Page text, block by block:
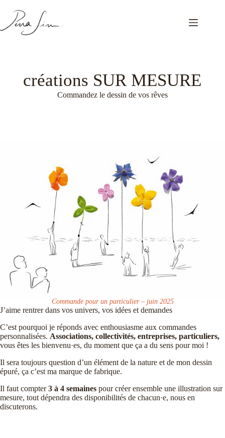
contenu
créations SUR MESURE
Commandez le dessin de vos rêves
J’aime rentrer dans vos univers, vos idées et demandes
C’est pourquoi je réponds avec enthousiasme aux commandes
personnalisées. Associations, collectivités, entreprises, particuliers,
vous êtes les bienvenu·es, du moment que ça a du sens pour moi !
Il sera toujours question d’un élément de la nature et de mon dessin
épuré, ça c’est ma marque de fabrique.
Il faut compter3 à 4 semaines pour créer ensemble une illustration sur
mesure, tout dépendra des disponibilités de chacun·e, nous en
discuterons.
Commande pour un particulier – juin 2025